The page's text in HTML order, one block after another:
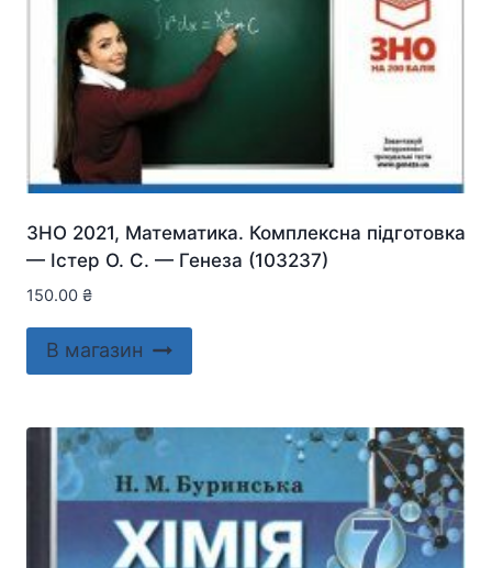
ЗНО 2021, Математика. Комплексна підготовка
— Істер О. С. — Генеза (103237)
150.00 ₴
В магазин